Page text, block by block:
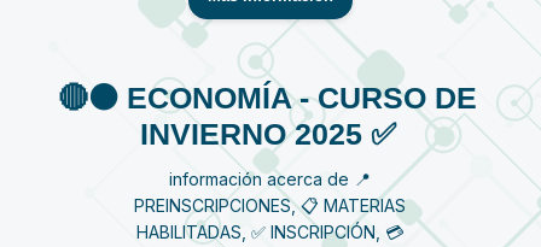
🔴⚫️ ECONOMÍA - CURSO DE
INVIERNO 2025 ✅
información acerca de 📍
PREINSCRIPCIONES, 📋 MATERIAS
HABILITADAS, ✅ INSCRIPCIÓN, 💳